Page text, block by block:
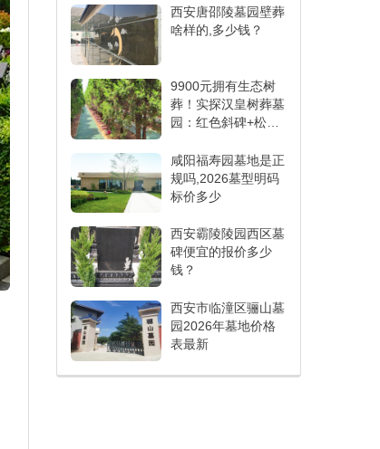
西安唐邵陵墓园壁葬
啥样的,多少钱？
9900元拥有生态树
葬！实探汉皇树葬墓
园：红色斜碑+松树
咸阳福寿园墓地是正
规吗,2026墓型明码
标价多少
西安霸陵陵园西区墓
碑便宜的报价多少
钱？
西安市临潼区骊山墓
园2026年墓地价格
表最新